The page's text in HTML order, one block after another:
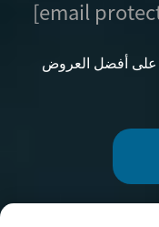
على أفضل العروض